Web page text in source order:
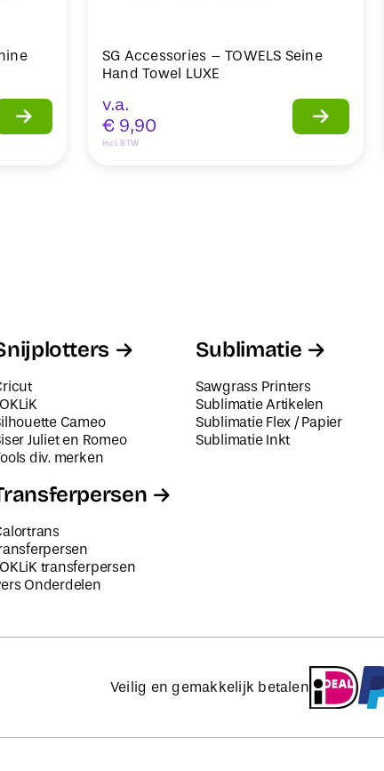
SG Accessories – TOWELS Seine
Hand Towel LUXE
v.a.
€ 9,90
Incl. BTW
Cameo
Juliet en Romeo
div. merken
transferpersen
Onderdelen
Sublimatie
Sawgrass Printers
Sublimatie Artikelen
Sublimatie Flex / Papier
Sublimatie Inkt
Veilig en gemakkelijk betalen